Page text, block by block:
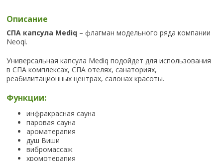
Описание
СПА капсула Mediq – флагман модельного ряда компании
Neoqi.
Универсальная капсула Mediq подойдет для использования
в СПА комплексах, СПА отелях, санаториях,
реабилитационных центрах, салонах красоты.
Функции:
инфракрасная сауна
паровая сауна
ароматерапия
душ Виши
вибромассаж
хромотерапия